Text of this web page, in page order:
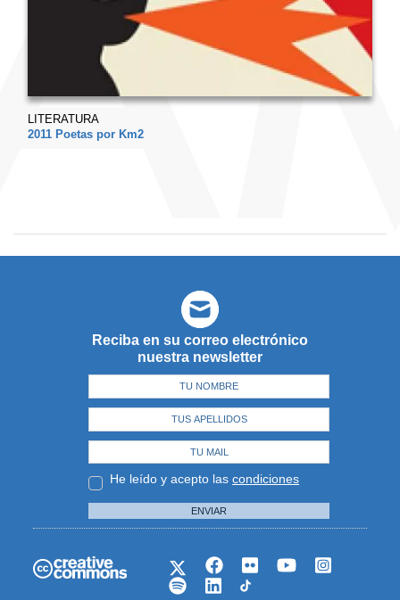
LITERATURA
2011 Poetas por Km2
Reciba en su correo electrónico
nuestra newsletter
He leído y acepto las condiciones
ENVIAR